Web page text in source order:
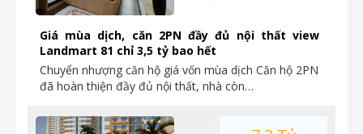
Giá mùa dịch, căn 2PN đầy đủ nội thất view
Landmart 81 chỉ 3,5 tỷ bao hết
Chuyển nhượng căn hộ giá vốn mùa dịch Căn hộ 2PN
đã hoàn thiện đầy đủ nội thất, nhà còn…